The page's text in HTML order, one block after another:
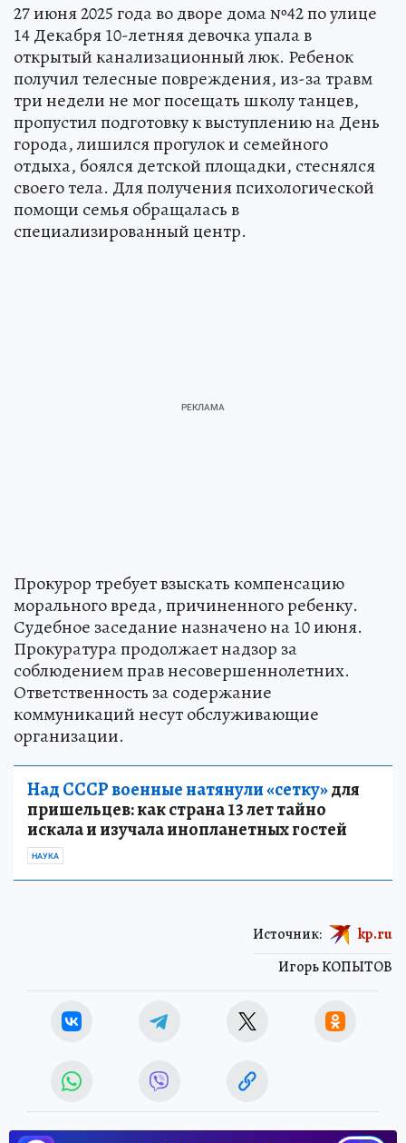
27 июня 2025 года во дворе дома №42 по улице
14 Декабря 10-летняя девочка упала в
открытый канализационный люк. Ребенок
получил телесные повреждения, из-за травм
три недели не мог посещать школу танцев,
пропустил подготовку к выступлению на День
города, лишился прогулок и семейного
отдыха, боялся детской площадки, стеснялся
своего тела. Для получения психологической
помощи семья обращалась в
специализированный центр.
Прокурор требует взыскать компенсацию
морального вреда, причиненного ребенку.
Судебное заседание назначено на 10 июня.
Прокуратура продолжает надзор за
соблюдением прав несовершеннолетних.
Ответственность за содержание
коммуникаций несут обслуживающие
организации.
Над СССР военные натянули «сетку»для
пришельцев: как страна 13 лет тайно
искала и изучала инопланетных гостей
НАУКА
Игорь КОПЫТОВ
Источник: kp.ru